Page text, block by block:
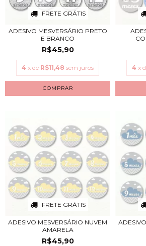
FRETE GRÁTIS
ADESIVO MESVERSÁRIO PRETO
E BRANCO
R$45,90
4 x de R$11,48 sem juros 4 x
FRETE GRÁTIS
ADESIVO MESVERSÁRIO NUVEM
AMARELA
R$45,90